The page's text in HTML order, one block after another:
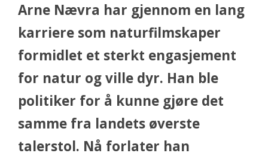
Arne Nævra har gjennom en lang
karriere som naturfilmskaper
formidlet et sterkt engasjement
for natur og ville dyr. Han ble
politiker for å kunne gjøre det
samme fra landets øverste
talerstol. Nå forlater han